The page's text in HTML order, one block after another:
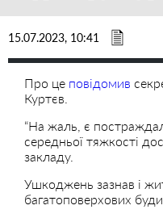
15.07.2023, 10:41
Про це повідомив
Куртєв.
“На жаль, є
середньої тяжкості
закладу.
Ушкоджень зазнав і
багатоповерхових